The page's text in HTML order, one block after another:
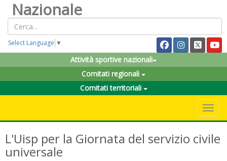
Nazionale
Select Language ▼
Attività sportive nazionali
Comitati regionali
Comitati territoriali
L'Uisp per la Giornata del servizio civile
universale